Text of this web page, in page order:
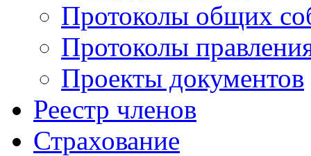
Протоколы общих
Протоколы
Проекты документов
Реестр членов
Страхование